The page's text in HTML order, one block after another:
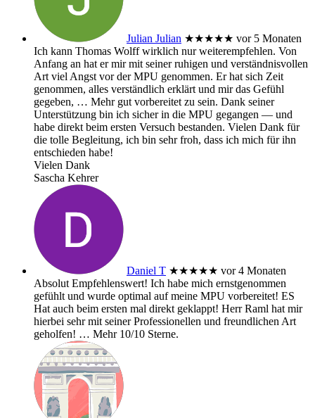
Julian Julian ★★★★★ vor 5 Monaten
Ich kann Thomas Wolff wirklich nur weiterempfehlen. Von
Anfang an hat er mir mit seiner ruhigen und verständnisvollen
Art viel Angst vor der MPU genommen. Er hat sich Zeit
genommen, alles verständlich erklärt und mir das Gefühl
gegeben, … Mehrgut vorbereitet zu sein. Dank seiner
Unterstützung bin ich sicher in die MPU gegangen — und
habe direkt beim ersten Versuch bestanden. Vielen Dank für
die tolle Begleitung, ich bin sehr froh, dass ich mich für ihn
entschieden habe!
Vielen Dank
Sascha Kehrer
Daniel T ★★★★★ vor 4 Monaten
Absolut Empfehlenswert! Ich habe mich ernstgenommen
gefühlt und wurde optimal auf meine MPU vorbereitet! ES
Hat auch beim ersten mal direkt geklappt! Herr Raml hat mir
hierbei sehr mit seiner Professionellen und freundlichen Art
geholfen! … Mehr10/10 Sterne.